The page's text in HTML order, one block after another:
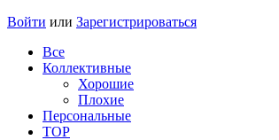
Войти или Зарегистрироваться
Все
Коллективные
Хорошие
Плохие
Персональные
TOP